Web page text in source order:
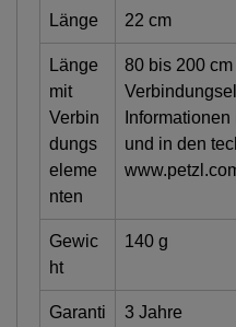
Länge 22 cm
Länge
mit
Verbin
dungs
eleme
nten
80 bis 200
und in den
Gewic
ht
140 g
Garanti
3 Jahre